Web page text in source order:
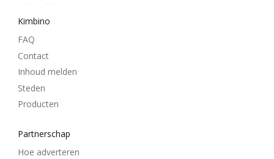
Kimbino
FAQ
Contact
Inhoud melden
Steden
Producten
Partnerschap
Hoe adverteren